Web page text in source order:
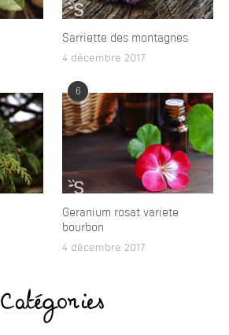
Sarriette des montagnes
4 décembre 2017
6
Geranium rosat variete
bourbon
4 décembre 2017
Catégories